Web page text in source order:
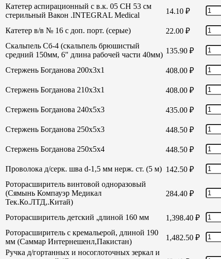
Катетер аспирационный с в.к. 05 СН 53 см
стерильный Вакон .INTEGRAL Medical
14.10 ₽
Катетер в/в № 16 с доп. порт. (серые) 22.00 ₽
Скальпель Сб-4 (скальпель брюшистый
средний 150мм, 6" длина рабочей части 40мм) 135.90 ₽
Стержень Богданова 200х3х1 408.00 ₽
Стержень Богданова 210х3х1 408.00 ₽
Стержень Богданова 240х5х3 435.00 ₽
Стержень Богданова 250х5х3 448.50 ₽
Стержень Богданова 250х5х4 448.50 ₽
Проволока д/серк. шва d-1,5 мм нерж. ст. (5 м) 142.50 ₽
Роторасширитель винтовой одноразовый
(Сямынь Компауэр Медикал
Тек.Ко.ЛТД,.Китай)
284.40 ₽
Роторасширитель детский ,длиной 160 мм 1,398.40 ₽
Роторасширитель с кремальерой, длиной 190
мм (Саммар Интернешенл,Пакистан)
1,482.50 ₽
Ручка д/гортанных и носоглоточных зеркал и